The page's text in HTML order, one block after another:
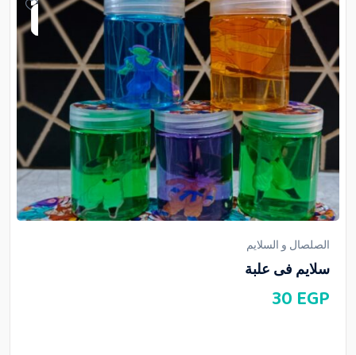
الصلصال و السلايم
سلايم فى علبة
30 EGP